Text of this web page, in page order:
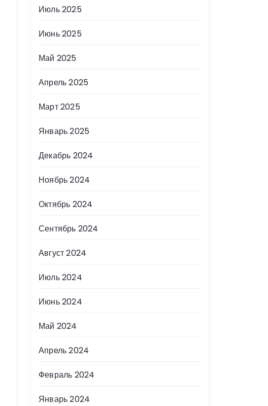
Июль 2025
Июнь 2025
Май 2025
Апрель 2025
Март 2025
Январь 2025
Декабрь 2024
Ноябрь 2024
Октябрь 2024
Сентябрь 2024
Август 2024
Июль 2024
Июнь 2024
Май 2024
Апрель 2024
Февраль 2024
Январь 2024